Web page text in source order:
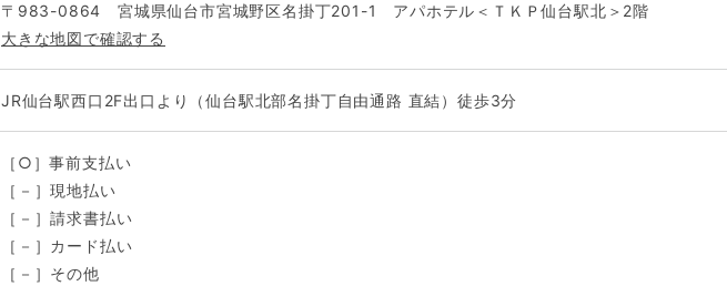
〒983-0864 宮城県仙台市宮城野区名掛丁201-1 アパホテル＜ＴＫＰ仙台駅北＞2階
大きな地図で確認する
JR仙台駅西口2F出口より（仙台駅北部名掛丁自由通路 直結）徒歩3分
［○］事前支払い
［－］現地払い
［－］請求書払い
［－］カード払い
［－］その他